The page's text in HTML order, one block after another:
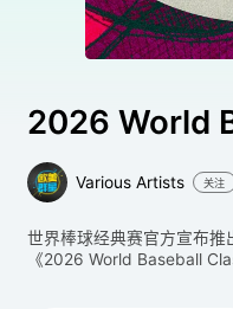
2026 World
Various Artists 关注
世界棒球经典赛官方宣布推
《2026 World Baseball